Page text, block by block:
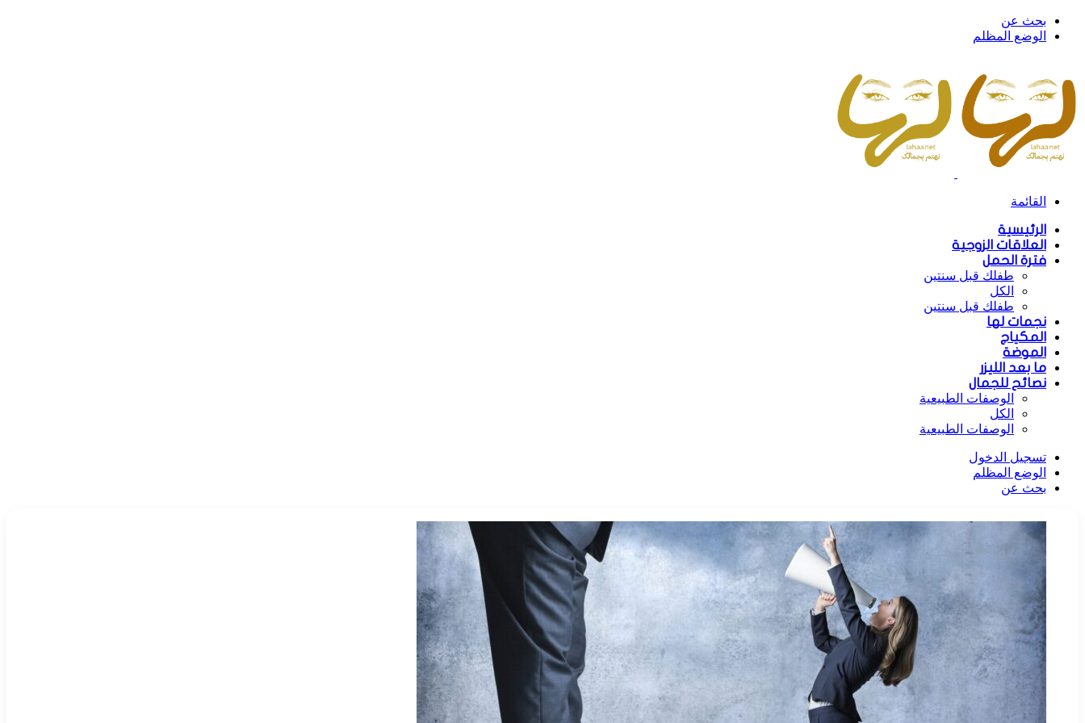
بحث عن
الوضع المظلم
القائمة
الرئيسية
العلاقات الزوجية
فترة الحمل
طفلك قبل سنتين
الكل
طفلك قبل سنتين
نجمات لها
المكياج
الموضة
ما بعد الليزر
نصائح للجمال
الوصفات الطبيعية
الكل
الوصفات الطبيعية
تسجيل الدخول
الوضع المظلم
بحث عن